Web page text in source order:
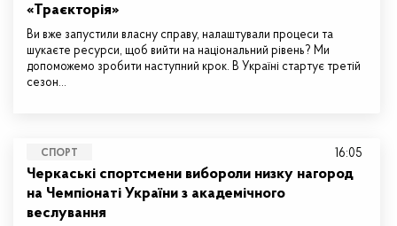
«Траєкторія»
Ви вже запустили власну справу, налаштували процеси та
шукаєте ресурси, щоб вийти на національний рівень? Ми
допоможемо зробити наступний крок. В Україні стартує третій
сезон…
СПОРТ
Черкаські спортсмени вибороли низку нагород
на Чемпіонаті України з академічного
веслування
16:05